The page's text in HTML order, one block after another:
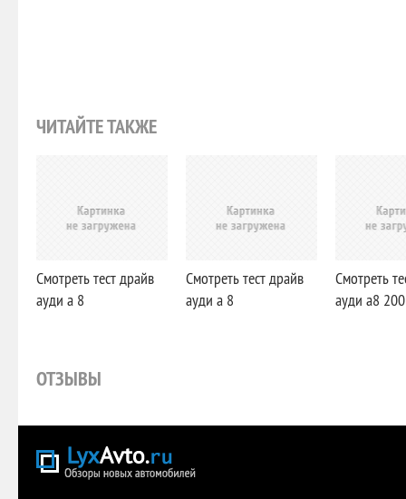
ЧИТАЙТЕ ТАКЖЕ
Смотреть тест драйв
ауди а 8
Смотреть тест драйв
ауди а 8
Смотреть
ауди а8
ОТЗЫВЫ